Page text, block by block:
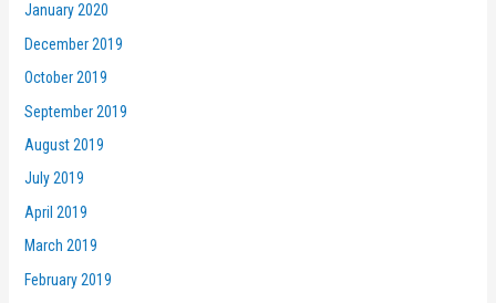
January 2020
December 2019
October 2019
September 2019
August 2019
July 2019
April 2019
March 2019
February 2019